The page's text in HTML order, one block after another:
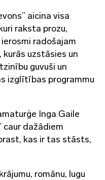
aicina visa
raksta prozu,
radošajam
uzstāsies un
guvuši un
izglītības programmu
Inga Gaile
dažādiem
kas ir tas stāsts,
romānu, lugu